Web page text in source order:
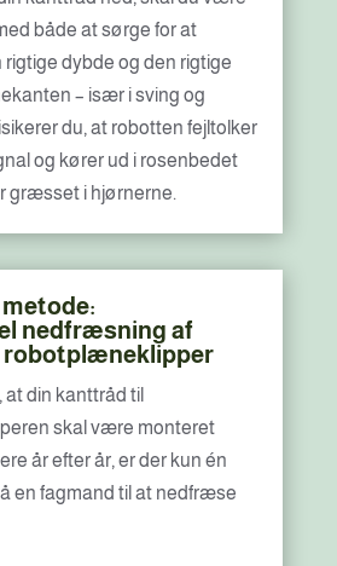
både at sørge for at
rigtige dybde og den rigtige
– især i sving og
du, at robotten fejltolker
og kører ud i rosenbedet
græsset i hjørnerne.
nedfræsning af
robotplæneklipper
at din kanttråd til
skal være monteret
år efter år, er der kun én
en fagmand til at nedfræse